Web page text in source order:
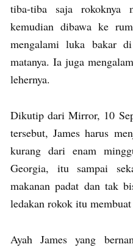
tiba-tiba saja
kemudian dibawa ke
mengalami luka bakar
matanya. Ia juga
lehernya.
Dikutip dari Mirror, 10
tersebut, James harus
kurang dari enam
Georgia, itu sampai
makanan padat dan tak
ledakan rokok itu
Ayah James yang